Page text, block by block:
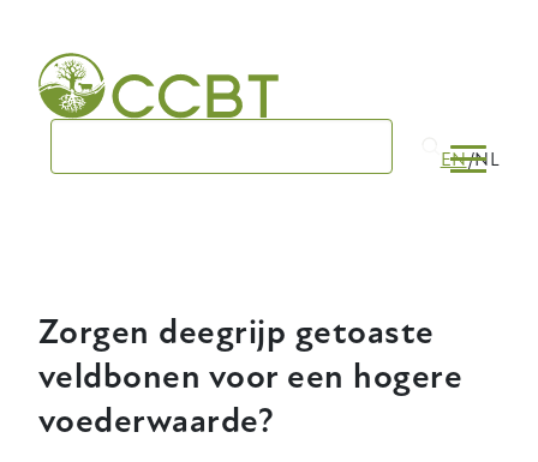
main
navigation
EN NL
Zorgen deegrijp getoaste
veldbonen voor een hogere
voederwaarde?